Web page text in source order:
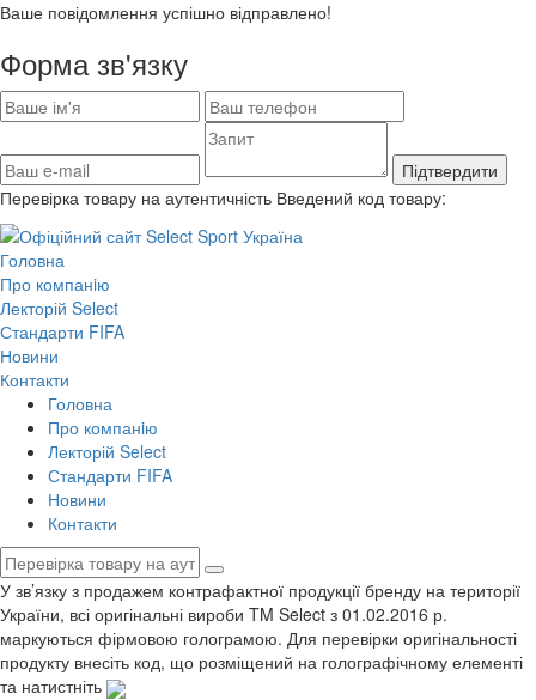
Ваше повідомлення успішно відправлено!
Форма зв'язку
Підтвердити
Перевірка товару на аутентичність Введений код товару:
Головна
Про компанiю
Лекторій Select
Стандарти FIFA
Новини
Контакти
Головна
Про компанiю
Лекторій Select
Стандарти FIFA
Новини
Контакти
У зв’язку з продажем контрафактної продукції бренду на території
України, всі оригінальні вироби TM Select з 01.02.2016 р.
маркуються фірмовою голограмою. Для перевірки оригінальності
продукту внесіть код, що розміщений на голографічному елементі
та натистніть